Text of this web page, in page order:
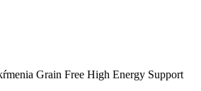
Grain Free High Energy Support